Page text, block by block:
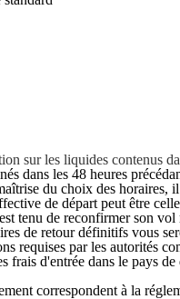
sur les liquides contenus
dans les 48 heures
du choix des
de départ peut être
tenu de reconfirmer son
de retour définitifs vous
requises par les autorités
frais d'entrée dans le pays
correspondent à la